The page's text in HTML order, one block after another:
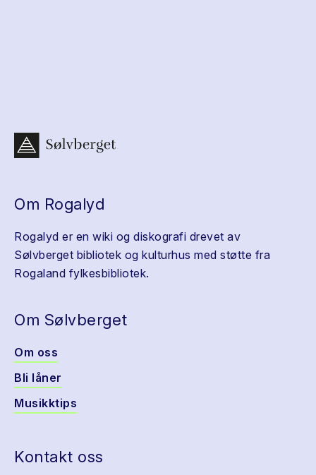
Om Rogalyd
Rogalyd er en wiki og diskografi drevet av
Sølvberget bibliotek og kulturhus med støtte fra
Rogaland fylkesbibliotek.
Om Sølvberget
Om oss
Bli låner
Musikktips
Kontakt oss